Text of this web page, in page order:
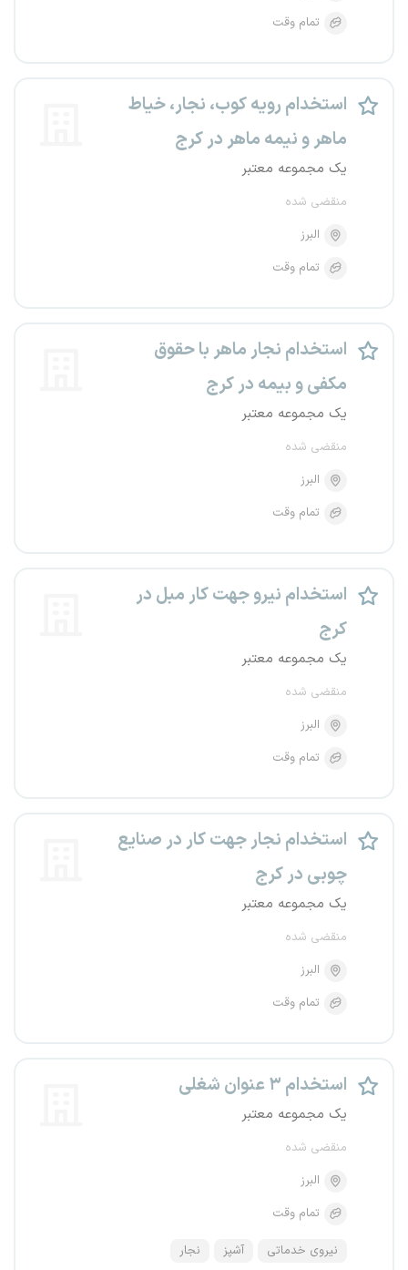
تمام وقت
استخدام رویه کوب، نجار، خیاط
ماهر و نیمه ماهر در کرج
یک مجموعه معتبر
منقضی شده
البرز
تمام وقت
استخدام نجار ماهر با حقوق
مکفی و بیمه در کرج
یک مجموعه معتبر
منقضی شده
البرز
تمام وقت
استخدام نیرو جهت کار مبل در
کرج
یک مجموعه معتبر
منقضی شده
البرز
تمام وقت
استخدام نجار جهت کار در صنایع
چوبی در کرج
یک مجموعه معتبر
منقضی شده
البرز
تمام وقت
استخدام ۳ عنوان شغلی
یک مجموعه معتبر
منقضی شده
البرز
تمام وقت
نیروی خدماتی آشپز نجار